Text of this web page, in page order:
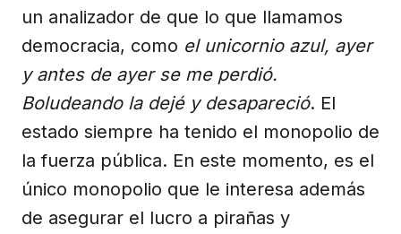
un analizador de que lo que llamamos
democracia, como el unicornio azul, ayer
y antes de ayer se me perdió.
Boludeando la dejé y desapareció. El
estado siempre ha tenido el monopolio de
la fuerza pública. En este momento, es el
único monopolio que le interesa además
de asegurar el lucro a pirañas y